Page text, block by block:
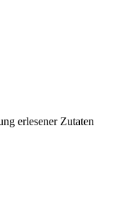
erlesener Zutaten